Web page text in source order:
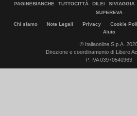
PAGINEBIANCHE
TUTTOCITTÀ DILEI SIVIAGGIA
SUPEREVA
Chi siamo Note Legali Privacy Cookie
Aiuto
© Italiaonline S.p.A.
Direzione e coordinamento di Libero
P. IVA 03970540963